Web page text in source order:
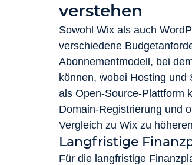
verstehen
Sowohl Wix als auch
verschiedene
Abonnementmodell, bei
können, wobei Hosting
als Open-Source-Plattform
Domain-Registrierung und
Vergleich zu Wix zu
Langfristige
Für die langfristige